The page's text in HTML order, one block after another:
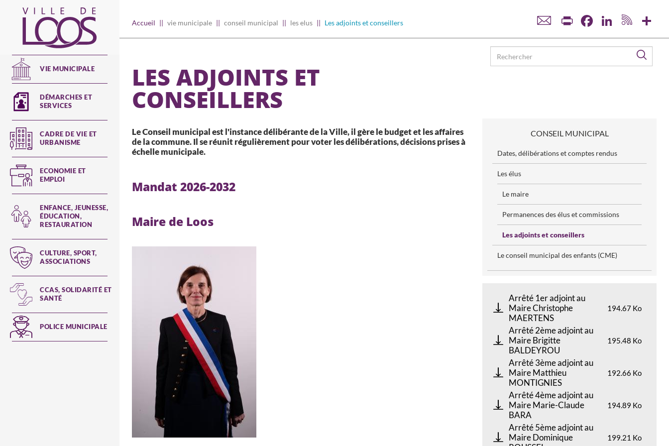
Main
navigation
VIE MUNICIPALE
DÉMARCHES ET
SERVICES
CADRE DE VIE ET
URBANISME
ECONOMIE ET
EMPLOI
ENFANCE, JEUNESSE,
ÉDUCATION,
RESTAURATION
CULTURE, SPORT,
ASSOCIATIONS
CCAS, SOLIDARITÉ ET
SANTÉ
POLICE MUNICIPALE
Accueil vie municipale conseil municipal les elus Les adjoints et conseillers Print FacebookLinkedIn
LES ADJOINTS ET
CONSEILLERS
Le Conseil municipal est l'instance délibérante de la Ville, il gère le budget et les affaires
de la commune. Il se réunit régulièrement pour voter les délibérations, décisions prises à
échelle municipale.
Mandat 2026-2032
Maire de Loos
CONSEIL MUNICIPAL
Dates, délibérations et comptes rendus
Les élus
Le maire
Permanences des élus et commissions
Les adjoints et conseillers
Le conseil municipal des enfants (CME)
Arrêté 1er adjoint au
Maire Christophe
MAERTENS
194.67 Ko
Arrêté 2ème adjoint au
Maire Brigitte
BALDEYROU
195.48 Ko
Arrêté 3ème adjoint au
Maire Matthieu
MONTIGNIES
192.66 Ko
Arrêté 4ème adjoint au
Maire Marie-Claude
BARA
194.89 Ko
Arrêté 5ème adjoint au
Maire Dominique
199.21 Ko